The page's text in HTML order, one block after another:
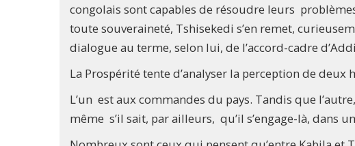
congolais sont capables de résoudre leurs
toute souveraineté, Tshisekedi s’en remet,
dialogue au terme, selon lui, de l’accord-cadre
La Prospérité tente d’analyser la perception de
L’un est aux commandes du pays. Tandis que
même s’il sait, par ailleurs, qu’il s’engage-là, dans